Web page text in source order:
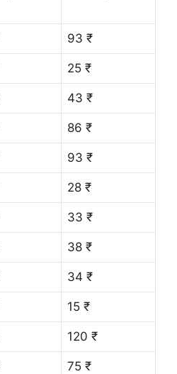
93 ₹
25 ₹
43 ₹
86 ₹
93 ₹
28 ₹
33 ₹
38 ₹
34 ₹
15 ₹
120 ₹
75 ₹